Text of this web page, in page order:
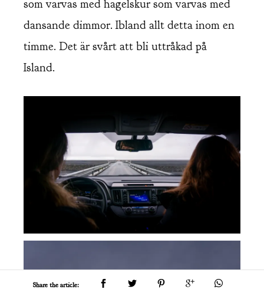
Share the article:
som varvas med hagelskur som varvas med
dansande dimmor. Ibland allt detta inom en
timme. Det är svårt att bli uttråkad på
Island.